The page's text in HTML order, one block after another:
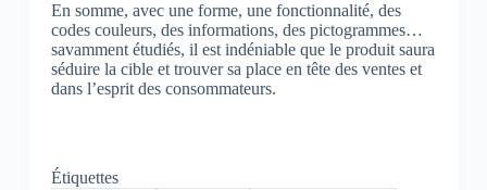
En somme, avec une forme, une fonctionnalité, des
codes couleurs, des informations, des pictogrammes…
savamment étudiés, il est indéniable que le produit saura
séduire la cible et trouver sa place en tête des ventes et
dans l’esprit des consommateurs.
Étiquettes